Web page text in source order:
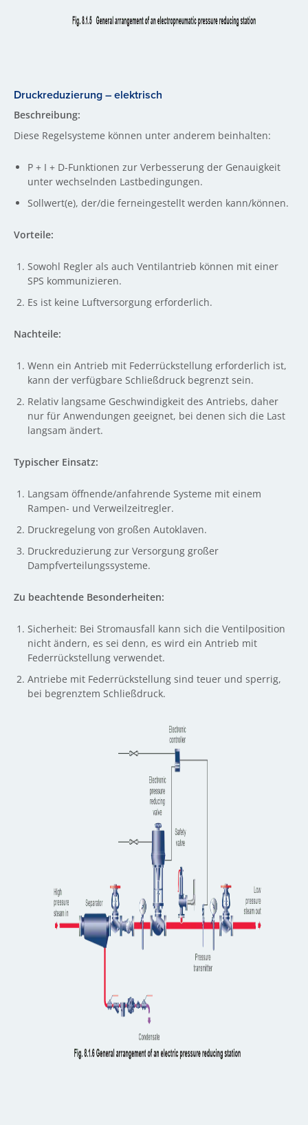
Druckreduzierung – elektrisch
Beschreibung:
Diese Regelsysteme können unter anderem beinhalten:
P + I + D-Funktionen zur Verbesserung der Genauigkeit
unter wechselnden Lastbedingungen.
Sollwert(e), der/die ferneingestellt werden kann/können.
Vorteile:
Sowohl Regler als auch Ventilantrieb können mit einer
SPS kommunizieren.
Es ist keine Luftversorgung erforderlich.
Nachteile:
Wenn ein Antrieb mit Federrückstellung erforderlich ist,
kann der verfügbare Schließdruck begrenzt sein.
Relativ langsame Geschwindigkeit des Antriebs, daher
nur für Anwendungen geeignet, bei denen sich die Last
langsam ändert.
Typischer Einsatz:
Langsam öffnende/anfahrende Systeme mit einem
Rampen- und Verweilzeitregler.
Druckregelung von großen Autoklaven.
Druckreduzierung zur Versorgung großer
Dampfverteilungssysteme.
Zu beachtende Besonderheiten:
Sicherheit: Bei Stromausfall kann sich die Ventilposition
nicht ändern, es sei denn, es wird ein Antrieb mit
Federrückstellung verwendet.
Antriebe mit Federrückstellung sind teuer und sperrig,
bei begrenztem Schließdruck.